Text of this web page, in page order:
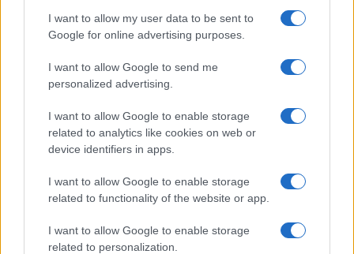
I want to allow my user data to be sent to
Google for online advertising purposes.
I want to allow Google to send me
personalized advertising.
I want to allow Google to enable storage
related to analytics like cookies on web or
device identifiers in apps.
I want to allow Google to enable storage
related to functionality of the website or app.
I want to allow Google to enable storage
related to personalization.
Brent chute de 8,46% : les matières premières corrigent
NEWS